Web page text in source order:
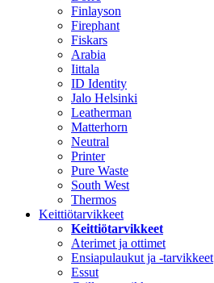
Finlayson
Firephant
Fiskars
Arabia
Iittala
ID Identity
Jalo Helsinki
Leatherman
Matterhorn
Neutral
Printer
Pure Waste
South West
Thermos
Keittiötarvikkeet
Keittiötarvikkeet
Aterimet ja ottimet
Ensiapulaukut ja -tarvikkeet
Essut